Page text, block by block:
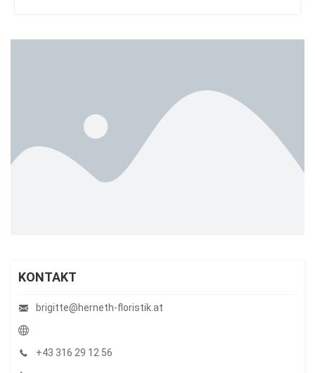
KONTAKT
brigitte@herneth-floristik.at
+43 316 29 12 56